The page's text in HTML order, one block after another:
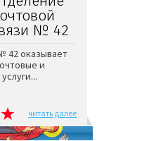
№ 42
42 оказывает
и
читать далее